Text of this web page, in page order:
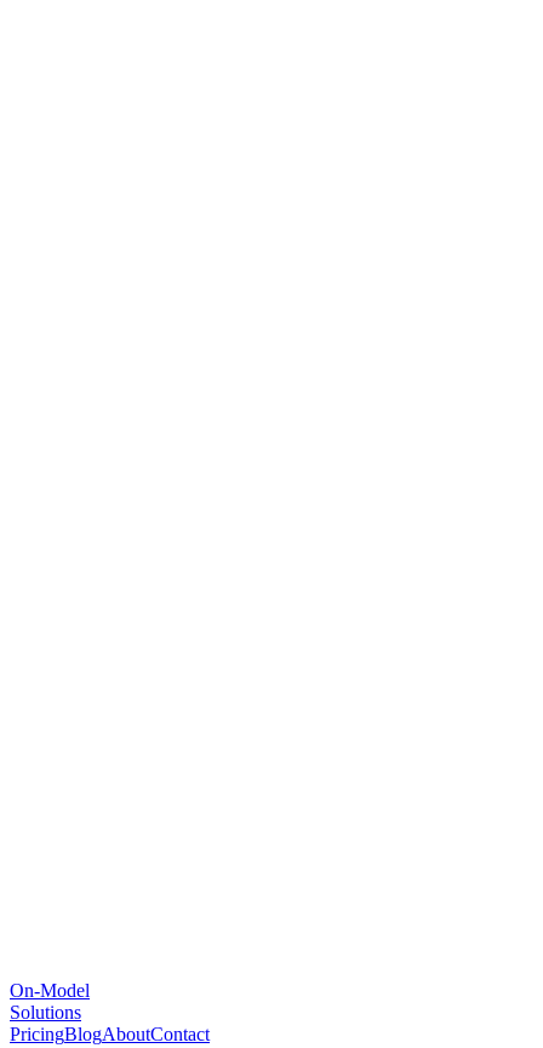
On-Model
Solutions
PricingBlogAboutContact